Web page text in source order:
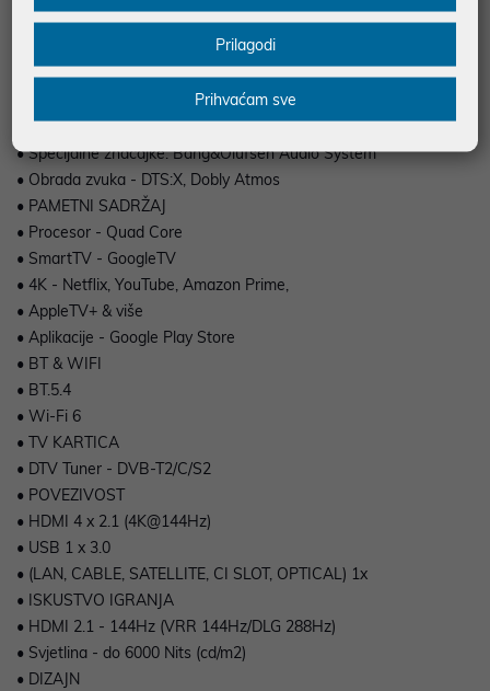
• PRIKAZ
• Slika - HDR10+, HLG, HDR10, Dobly Vision IQ, IMAX, FreeSync
Premium pro, Dobly Vision gaming
• Rezolucija - SQD Mini-LED, 3840x2160
• AUDIO
• Specijalne značajke: Bang&Olufsen Audio System
• Obrada zvuka - DTS:X, Dobly Atmos
• PAMETNI SADRŽAJ
• Procesor - Quad Core
• SmartTV - GoogleTV
• 4K - Netflix, YouTube, Amazon Prime,
• AppleTV+ & više
• Aplikacije - Google Play Store
• BT & WIFI
• BT.5.4
• Wi-Fi 6
• TV KARTICA
• DTV Tuner - DVB-T2/C/S2
• POVEZIVOST
• HDMI 4 x 2.1 (4K@144Hz)
• USB 1 x 3.0
• (LAN, CABLE, SATELLITE, CI SLOT, OPTICAL) 1x
• ISKUSTVO IGRANJA
• HDMI 2.1 - 144Hz (VRR 144Hz/DLG 288Hz)
• Svjetlina - do 6000 Nits (cd/m2)
• DIZAJN
Prilagodi
Prihvaćam sve